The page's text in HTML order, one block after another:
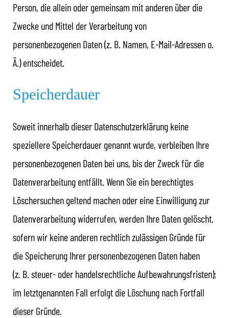
Person, die allein oder gemeinsam mit anderen über die
Zwecke und Mittel der Verarbeitung von
personenbezogenen Daten (z. B. Namen, E-Mail-Adressen o.
Ä.) entscheidet.
Speicherdauer
Soweit innerhalb dieser Datenschutzerklärung keine
speziellere Speicherdauer genannt wurde, verbleiben Ihre
personenbezogenen Daten bei uns, bis der Zweck für die
Datenverarbeitung entfällt. Wenn Sie ein berechtigtes
Löschersuchen geltend machen oder eine Einwilligung zur
Datenverarbeitung widerrufen, werden Ihre Daten gelöscht,
sofern wir keine anderen rechtlich zulässigen Gründe für
die Speicherung Ihrer personenbezogenen Daten haben
(z. B. steuer- oder handelsrechtliche Aufbewahrungsfristen);
im letztgenannten Fall erfolgt die Löschung nach Fortfall
dieser Gründe.